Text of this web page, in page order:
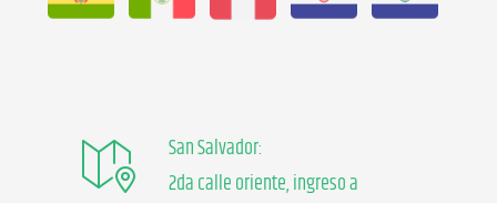
San Salvador:
2da calle oriente, ingreso a